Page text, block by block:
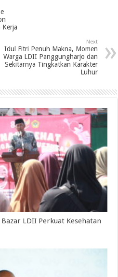
Kerja
Next
Idul Fitri Penuh Makna, Momen
Warga LDII Panggungharjo dan
Sekitarnya Tingkatkan Karakter
Luhur
LDII Perkuat Kesehatan